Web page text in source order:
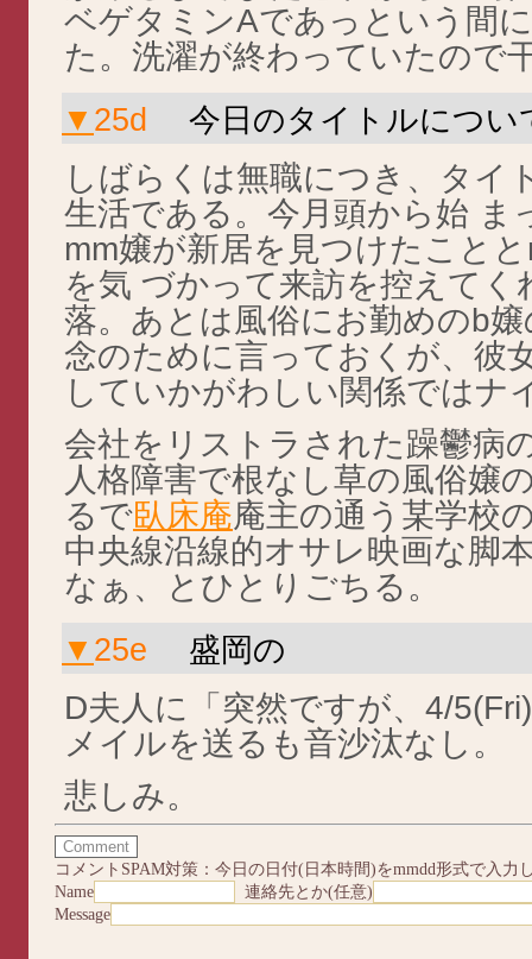
ベゲタミンAであっという間
た。洗濯が終わっていたので
▼ 25d
今日のタイトルについ
しばらくは無職につき、タイ
生活である。今月頭から始 ま
mm嬢が新居を見つけたこと
を気 づかって来訪を控えて
落。あとは風俗にお勤めのb
念のために言っておくが、彼
していかがわしい関係ではナ
会社をリストラされた躁鬱病
人格障害で根なし草の風俗嬢
るで臥床庵庵主の通う某学校
中央線沿線的オサレ映画な脚
なぁ、とひとりごちる。
▼ 25e
盛岡の
D夫人に「突然ですが、4/
メイルを送るも音沙汰なし。
悲しみ。
コメントSPAM対策：今日の日付(日本時間)をmmdd形式で入力
Name
連絡先とか(任意)
Message